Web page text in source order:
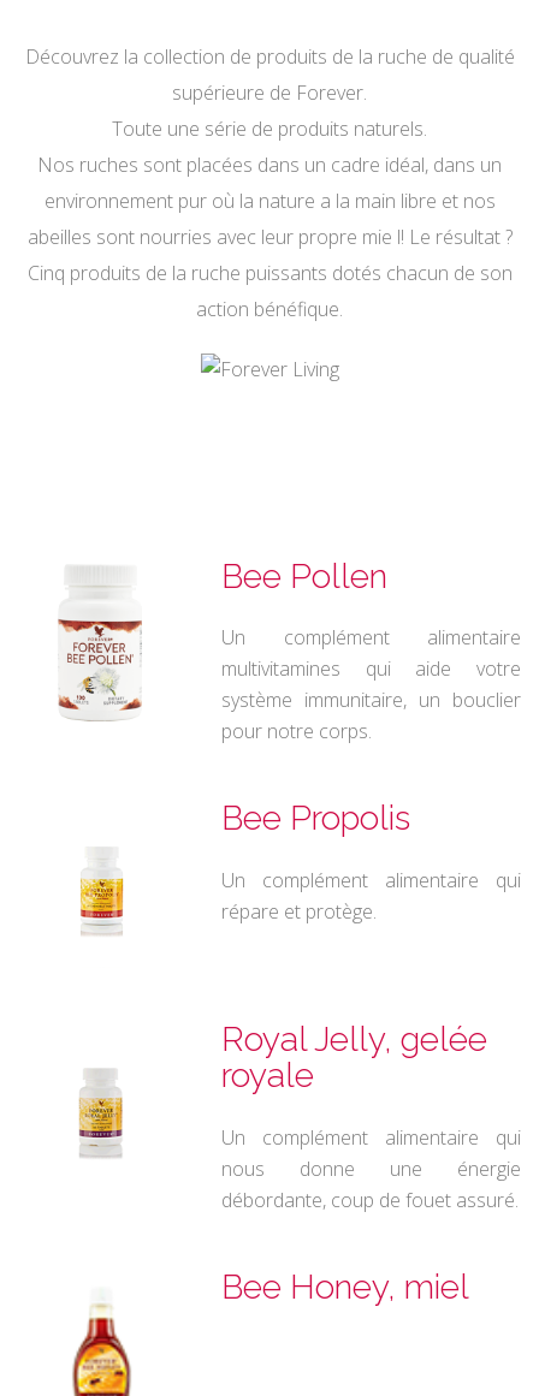
Découvrez la collection de produits de la ruche de qualité
supérieure de Forever.
Toute une série de produits naturels.
Nos ruches sont placées dans un cadre idéal, dans un
environnement pur où la nature a la main libre et nos
abeilles sont nourries avec leur propre mie l! Le résultat ?
Cinq produits de la ruche puissants dotés chacun de son
action bénéfique.
Bee Pollen
Un complément alimentaire
multivitamines qui aide votre
système immunitaire, un bouclier
pour notre corps.
Bee Propolis
Un complément alimentaire qui
répare et protège.
Royal Jelly, gelée
royale
Un complément alimentaire qui
nous donne une énergie
débordante, coup de fouet assuré.
Bee Honey, miel